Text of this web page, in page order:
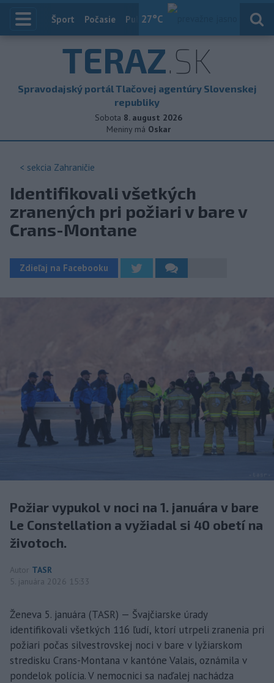
27°C
Index
Šport Počasie Publicistika
TERAZ.SK
Spravodajský portál Tlačovej agentúry Slovenskej
republiky
Sobota 8. august 2026
Meniny má Oskar
< sekcia Zahraničie
Identifikovali všetkých
zranených pri požiari v bare v
Crans-Montane
Zdieľaj na Facebooku
Požiar vypukol v noci na 1. januára v bare
Le Constellation a vyžiadal si 40 obetí na
životoch.
Autor TASR
5. januára 2026 15:33
Ženeva 5. januára (TASR) — Švajčiarske úrady
identifikovali všetkých 116 ľudí, ktorí utrpeli zranenia pri
požiari počas silvestrovskej noci v bare v lyžiarskom
stredisku Crans-Montana v kantóne Valais, oznámila v
pondelok polícia. V nemocnici sa naďalej nachádza